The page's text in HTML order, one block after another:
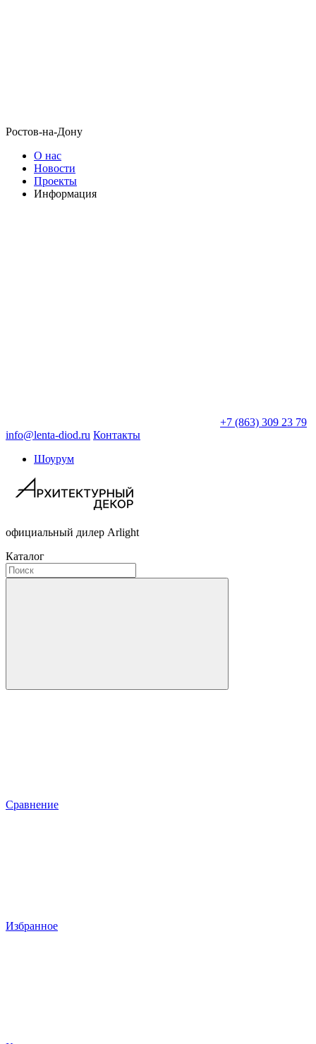
Ростов-на-Дону
О нас
Новости
Проекты
Информация
+7 (863) 309 23 79
info@lenta-diod.ru Контакты
Шоурум
официальный дилер Arlight
Каталог
Сравнение
Избранное